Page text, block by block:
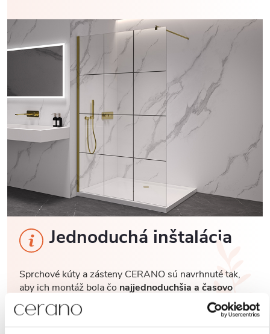
Jednoduchá inštalácia
Sprchové kúty a zásteny CERANO sú navrhnuté tak,
aby ich montáž bola čo najjednoduchšia a časovo
úsporná. Vďaka premyslenej konštrukcii,
predvŕtaným otvorom a prehľadnému montážnemu
návoduzvládne inštaláciu každý. Navyše sú vybavené